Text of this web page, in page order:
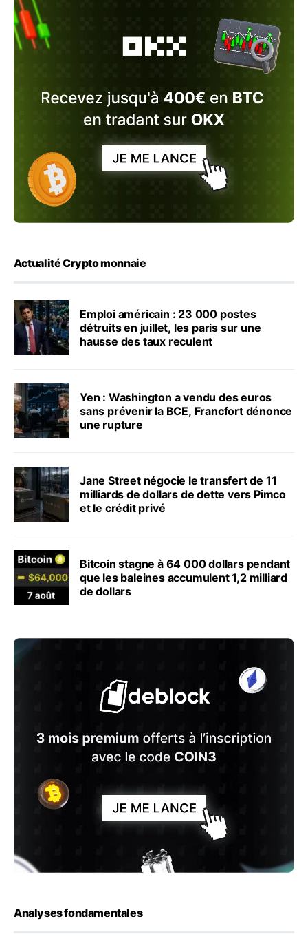
Actualité Crypto monnaie
Emploi américain : 23 000 postes
détruits en juillet, les paris sur une
hausse des taux reculent
Yen : Washington a vendu des euros
sans prévenir la BCE, Francfort dénonce
une rupture
Jane Street négocie le transfert de 11
milliards de dollars de dette vers Pimco
et le crédit privé
Bitcoin stagne à 64 000 dollars pendant
que les baleines accumulent 1,2 milliard
de dollars
Analyses fondamentales